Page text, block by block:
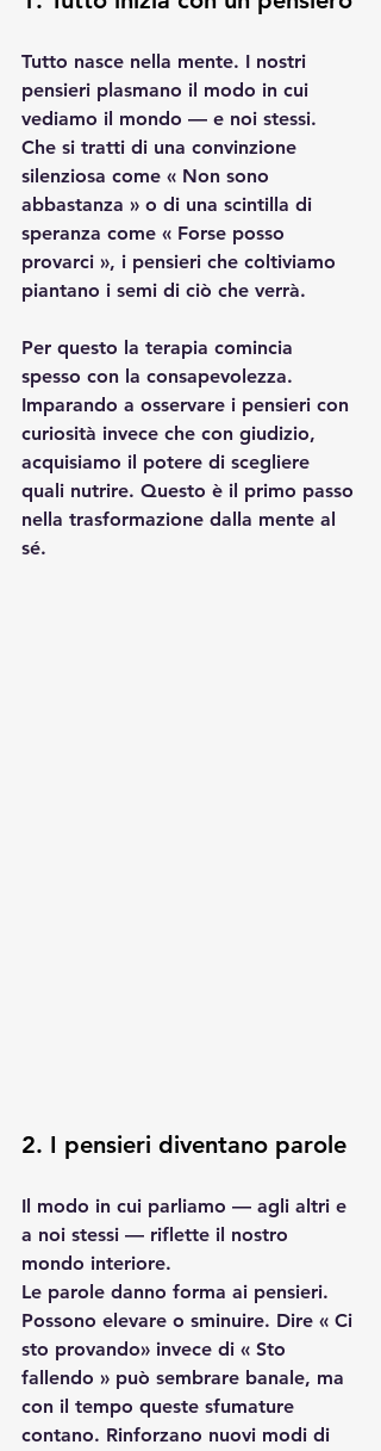
Tutto nasce nella mente. I nostri
pensieri plasmano il modo in cui
vediamo il mondo — e noi stessi.
Che si tratti di una convinzione
silenziosa come « Non sono
abbastanza » o di una scintilla di
speranza come « Forse posso
provarci », i pensieri che coltiviamo
piantano i semi di ciò che verrà.
Per questo la terapia comincia
spesso con la consapevolezza.
Imparando a osservare i pensieri con
curiosità invece che con giudizio,
acquisiamo il potere di scegliere
quali nutrire. Questo è il primo passo
nella trasformazione dalla mente al
sé.
2. I pensieri diventano parole
Il modo in cui parliamo — agli altri e
a noi stessi — riflette il nostro
mondo interiore.
Le parole danno forma ai pensieri.
Possono elevare o sminuire. Dire « Ci
sto provando» invece di « Sto
fallendo » può sembrare banale, ma
con il tempo queste sfumature
contano. Rinforzano nuovi modi di